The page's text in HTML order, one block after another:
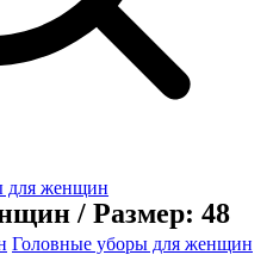
для женщин
/ Размер: 48
Головные уборы для женщин